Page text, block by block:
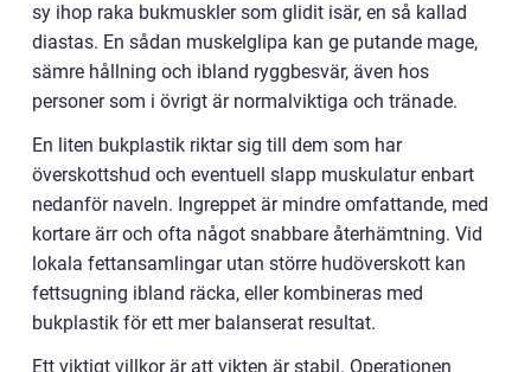
sy ihop raka bukmuskler som glidit isär, en så kallad
diastas. En sådan muskelglipa kan ge putande mage,
sämre hållning och ibland ryggbesvär, även hos
personer som i övrigt är normalviktiga och tränade.
En liten bukplastik riktar sig till dem som har
överskottshud och eventuell slapp muskulatur enbart
nedanför naveln. Ingreppet är mindre omfattande, med
kortare ärr och ofta något snabbare återhämtning. Vid
lokala fettansamlingar utan större hudöverskott kan
fettsugning ibland räcka, eller kombineras med
bukplastik för ett mer balanserat resultat.
Ett viktigt villkor är att vikten är stabil. Operationen